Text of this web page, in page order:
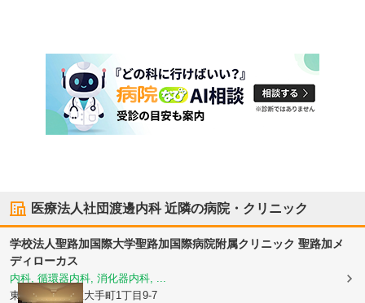
医療法人社団渡邊内科近隣の病院・クリニック
学校法人聖路加国際大学聖路加国際病院附属クリニック 聖路加メ
ディローカス
内科, 循環器内科, 消化器内科, ...
東京都千代田区 大手町1丁目9-7